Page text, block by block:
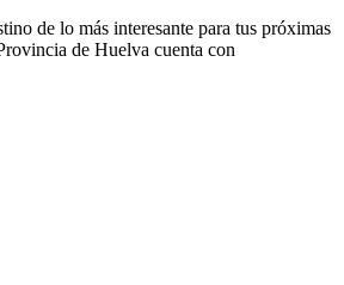
de lo más interesante para tus próximas
de Huelva cuenta con